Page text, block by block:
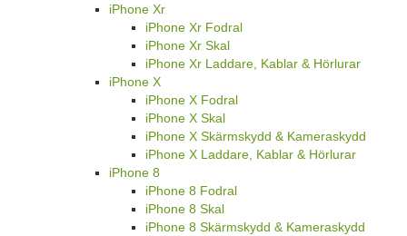
iPhone Xr
iPhone Xr Fodral
iPhone Xr Skal
iPhone Xr Laddare, Kablar & Hörlurar
iPhone X
iPhone X Fodral
iPhone X Skal
iPhone X Skärmskydd & Kameraskydd
iPhone X Laddare, Kablar & Hörlurar
iPhone 8
iPhone 8 Fodral
iPhone 8 Skal
iPhone 8 Skärmskydd & Kameraskydd